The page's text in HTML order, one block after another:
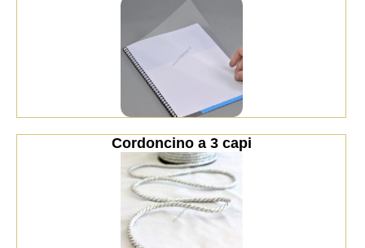
Cordoncino a 3 capi